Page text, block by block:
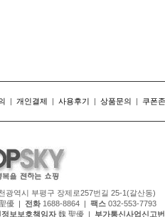
| 개인결제 | 사용후기 | 상품문의 | 쿠폰존
광역시 부평구 장제로257번길 25-1(갈산동)
優 | 전화1688-8864 | 팩스 032-553-7793
보보호책임자魏 聖優 | 부가통신사업신고